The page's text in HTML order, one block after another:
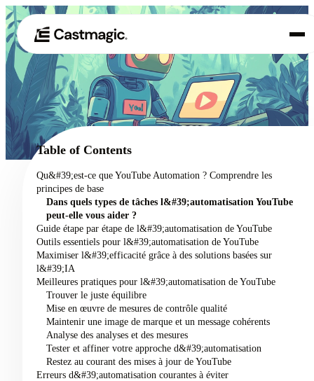
01 Produit
02 Cas d'utilisation
Tarification
À propos de nous
Table of Contents
Qu&#39;est-ce que YouTube Automation ? Comprendre les
principes de base
Dans quels types de tâches l&#39;automatisation YouTube
peut-elle vous aider ?
Guide étape par étape de l&#39;automatisation de YouTube
Outils essentiels pour l&#39;automatisation de YouTube
Maximiser l&#39;efficacité grâce à des solutions basées sur
l&#39;IA
Meilleures pratiques pour l&#39;automatisation de YouTube
Trouver le juste équilibre
Mise en œuvre de mesures de contrôle qualité
Maintenir une image de marque et un message cohérents
Analyse des analyses et des mesures
Tester et affiner votre approche d&#39;automatisation
Restez au courant des mises à jour de YouTube
Erreurs d&#39;automatisation courantes à éviter